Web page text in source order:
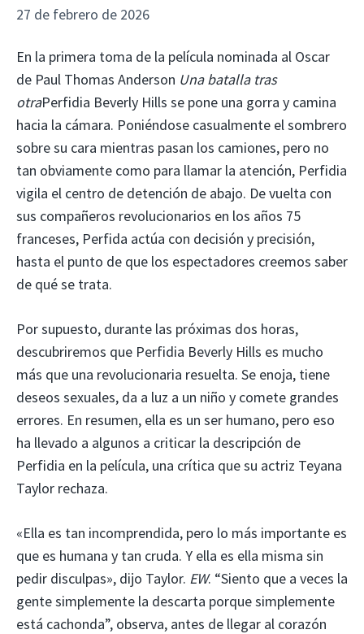
27 de febrero de 2026
En la primera toma de la película nominada al Oscar
de Paul Thomas Anderson Una batalla tras
otraPerfidia Beverly Hills se pone una gorra y camina
hacia la cámara. Poniéndose casualmente el sombrero
sobre su cara mientras pasan los camiones, pero no
tan obviamente como para llamar la atención, Perfidia
vigila el centro de detención de abajo. De vuelta con
sus compañeros revolucionarios en los años 75
franceses, Perfida actúa con decisión y precisión,
hasta el punto de que los espectadores creemos saber
de qué se trata.
Por supuesto, durante las próximas dos horas,
descubriremos que Perfidia Beverly Hills es mucho
más que una revolucionaria resuelta. Se enoja, tiene
deseos sexuales, da a luz a un niño y comete grandes
errores. En resumen, ella es un ser humano, pero eso
ha llevado a algunos a criticar la descripción de
Perfidia en la película, una crítica que su actriz Teyana
Taylor rechaza.
«Ella es tan incomprendida, pero lo más importante es
que es humana y tan cruda. Y ella es ella misma sin
pedir disculpas», dijo Taylor. EW. “Siento que a veces la
gente simplemente la descarta porque simplemente
está cachonda”, observa, antes de llegar al corazón